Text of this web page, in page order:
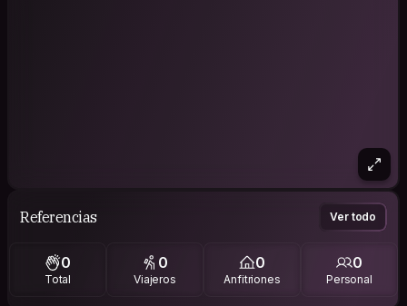
Referencias Ver todo
0
Total
0
Viajeros
0
Anfitriones
0
Personal